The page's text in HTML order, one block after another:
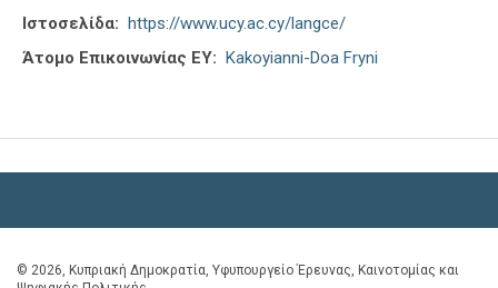
Ιστοσελίδα: https://www.ucy.ac.cy/langce/
Άτομο Επικοινωνίας ΕΥ: Kakoyianni-Doa Fryni
© 2026, Κυπριακή Δημοκρατία, Υφυπουργείο Έρευνας, Καινοτομίας και